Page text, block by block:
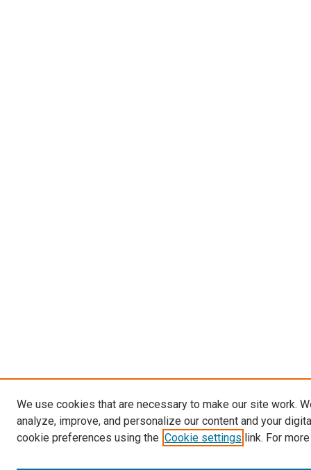
We use cookies that are necessary to make our site work.
analyze, improve, and personalize our content and your
cookie preferences using the Cookie settings link. For